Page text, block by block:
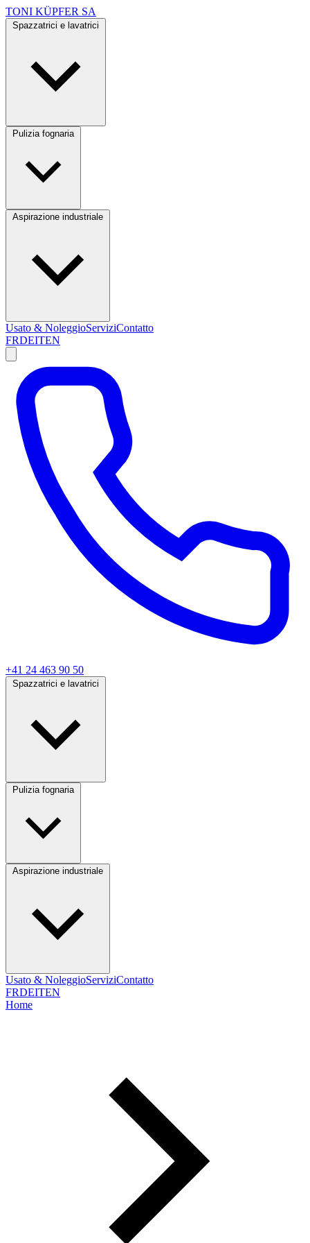
TONI KÜPFER SA
Pulizia fognaria
Usato & NoleggioServiziContatto
FRDEITEN
+41 24 463 90 50
Pulizia fognaria
Usato & NoleggioServiziContatto
FRDEITEN
Home